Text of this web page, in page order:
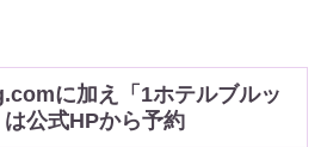
に加え「1ホテルブルッ
公式HPから予約